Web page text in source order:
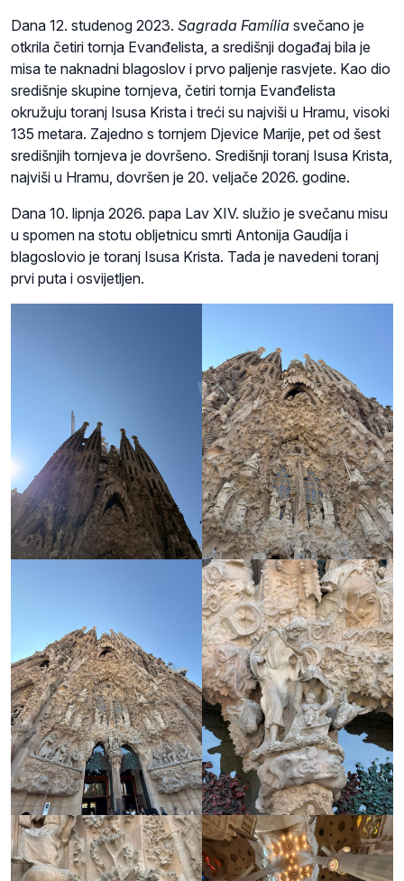
Dana 12. studenog 2023. Sagrada Família svečano je
otkrila četiri tornja Evanđelista, a središnji događaj bila je
misa te naknadni blagoslov i prvo paljenje rasvjete. Kao dio
središnje skupine tornjeva, četiri tornja Evanđelista
okružuju toranj Isusa Krista i treći su najviši u Hramu, visoki
135 metara. Zajedno s tornjem Djevice Marije, pet od šest
središnjih tornjeva je dovršeno. Središnji toranj Isusa Krista,
najviši u Hramu, dovršen je 20. veljače 2026. godine.
Dana 10. lipnja 2026. papa Lav XIV. služio je svečanu misu
u spomen na stotu obljetnicu smrti Antonija Gaudíja i
blagoslovio je toranj Isusa Krista. Tada je navedeni toranj
prvi puta i osvijetljen.